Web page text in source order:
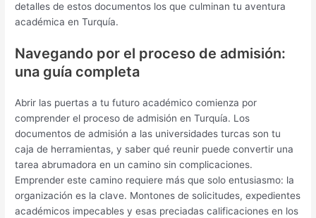
detalles de estos documentos los que culminan tu aventura
académica en Turquía.
Navegando por el proceso de admisión:
una guía completa
Abrir las puertas a tu futuro académico comienza por
comprender el proceso de admisión en Turquía. Los
documentos de admisión a las universidades turcas son tu
caja de herramientas, y saber qué reunir puede convertir una
tarea abrumadora en un camino sin complicaciones.
Emprender este camino requiere más que solo entusiasmo: la
organización es la clave. Montones de solicitudes, expedientes
académicos impecables y esas preciadas calificaciones en los